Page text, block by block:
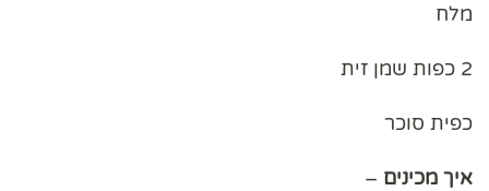
מלח
2 כפות שמן זית
כפית סוכר
איך מכינים –